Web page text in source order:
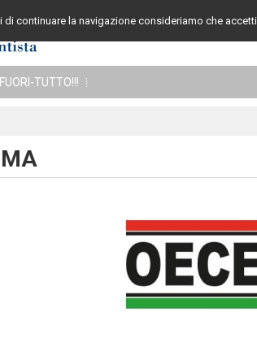
Assistenza
TUTTO!!!
continuare la navigazione consideriamo che